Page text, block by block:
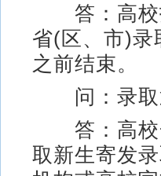
答：高校
省(区、市)录
之前结束。
问：录取
答：高校
取新生寄发